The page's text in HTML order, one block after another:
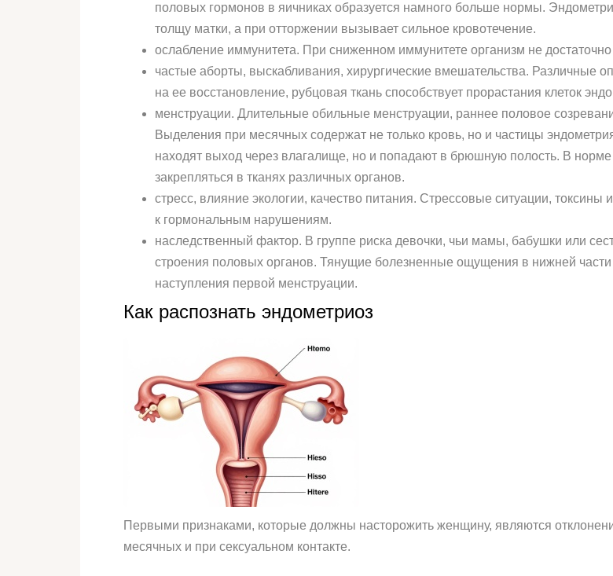
половых гормонов в яичниках образуется намного больше нормы.
толщу матки, а при отторжении вызывает сильное кровотечение.
ослабление иммунитета. При сниженном иммунитете организм не
частые аборты, выскабливания, хирургические вмешательства. Различные
на ее восстановление, рубцовая ткань способствует прорастания клеток
менструации. Длительные обильные менструации, раннее половое
Выделения при месячных содержат не только кровь, но и частицы
находят выход через влагалище, но и попадают в брюшную полость. В норме
закрепляться в тканях различных органов.
стресс, влияние экологии, качество питания. Стрессовые ситуации,
к гормональным нарушениям.
наследственный фактор. В группе риска девочки, чьи мамы, бабушки или
строения половых органов. Тянущие болезненные ощущения в нижней части
наступления первой менструации.
Как распознать эндометриоз
Первыми признаками, которые должны насторожить женщину, являются
месячных и при сексуальном контакте.